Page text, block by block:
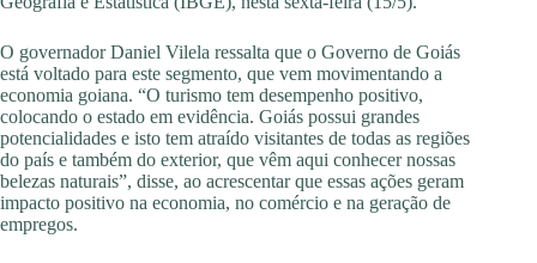
O governador Daniel Vilela ressalta que o Governo de Goiás
está voltado para este segmento, que vem movimentando a
economia goiana. “O turismo tem desempenho positivo,
colocando o estado em evidência. Goiás possui grandes
potencialidades e isto tem atraído visitantes de todas as regiões
do país e também do exterior, que vêm aqui conhecer nossas
belezas naturais”, disse, ao acrescentar que essas ações geram
impacto positivo na economia, no comércio e na geração de
empregos.